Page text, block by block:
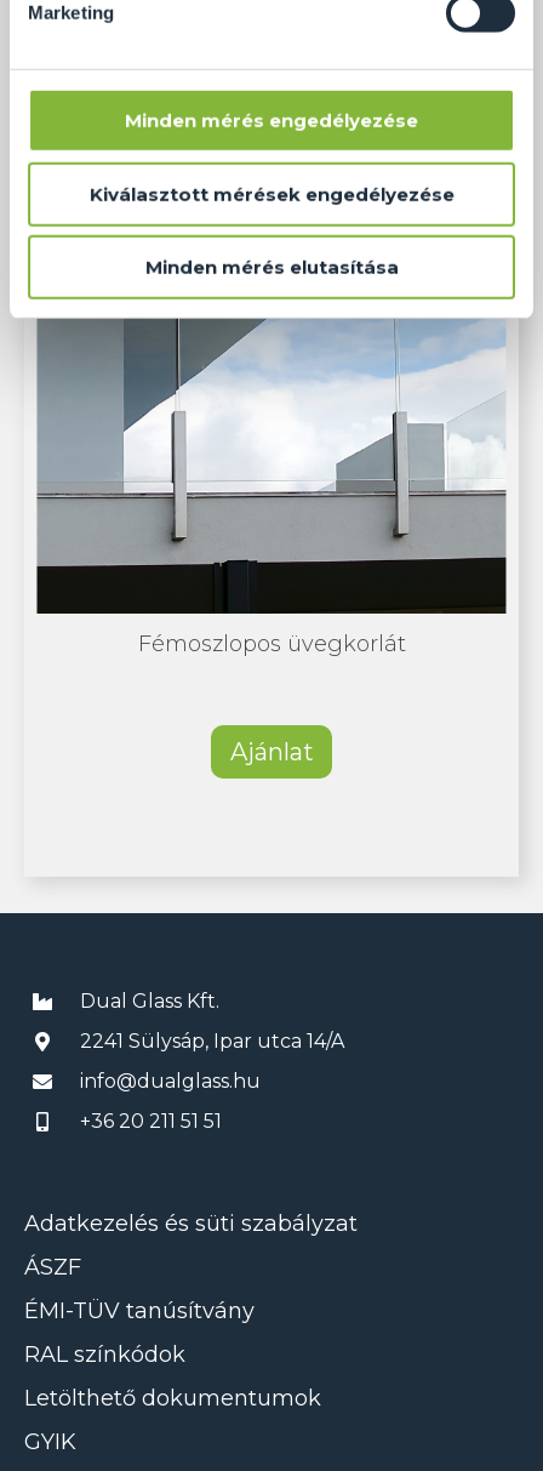
Marketing
Minden mérés engedélyezése
Kiválasztott mérések engedélyezése
Minden mérés elutasítása
Fémoszlopos üvegkorlát
Ajánlat
Dual Glass Kft.
2241 Sülysáp, Ipar utca 14/A
info@dualglass.hu
+36 20 211 51 51
Adatkezelés és süti szabályzat
ÁSZF
ÉMI-TÜV tanúsítvány
RAL színkódok
Letölthető dokumentumok
GYIK